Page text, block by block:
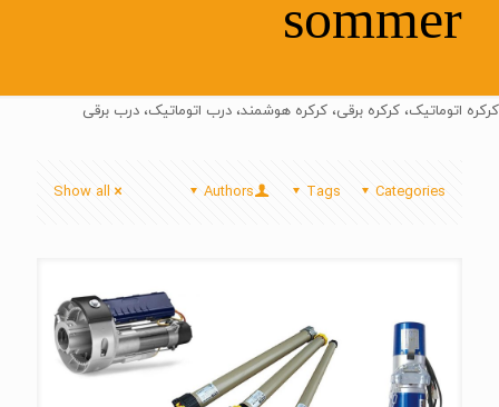
sommer
کرکره اتوماتیک، کرکره برقی، کرکره هوشمند، درب اتوماتیک، درب برقی
Categories
Tags
Authors
Show all